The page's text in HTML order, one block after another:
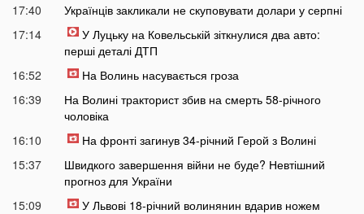
17:40
Українців закликали не скуповувати долари у серпні
17:14
У Луцьку на Ковельській зіткнулися два авто:
перші деталі ДТП
16:52
На Волинь насувається гроза
16:39
На Волині тракторист збив на смерть 58-річного
чоловіка
16:10
На фронті загинув 34-річний Герой з Волині
15:37
Швидкого завершення війни не буде? Невтішний
прогноз для України
15:09
У Львові 18-річний волинянин вдарив ножем